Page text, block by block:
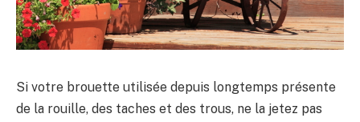
Si votre brouette utilisée depuis longtemps présente
de la rouille, des taches et des trous, ne la jetez pas